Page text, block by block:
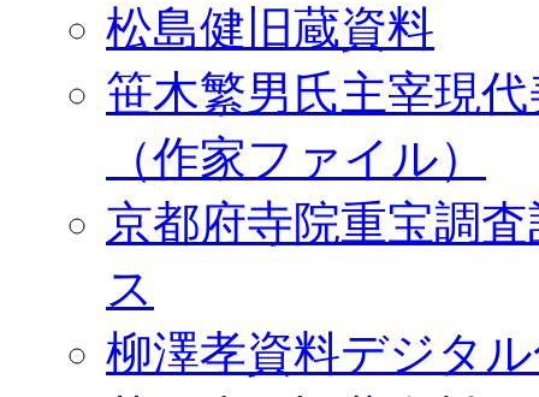
松島健旧蔵資料
笹木繁男氏主宰現
（作家ファイル）
京都府寺院重宝調
ス
柳澤孝資料デジタ